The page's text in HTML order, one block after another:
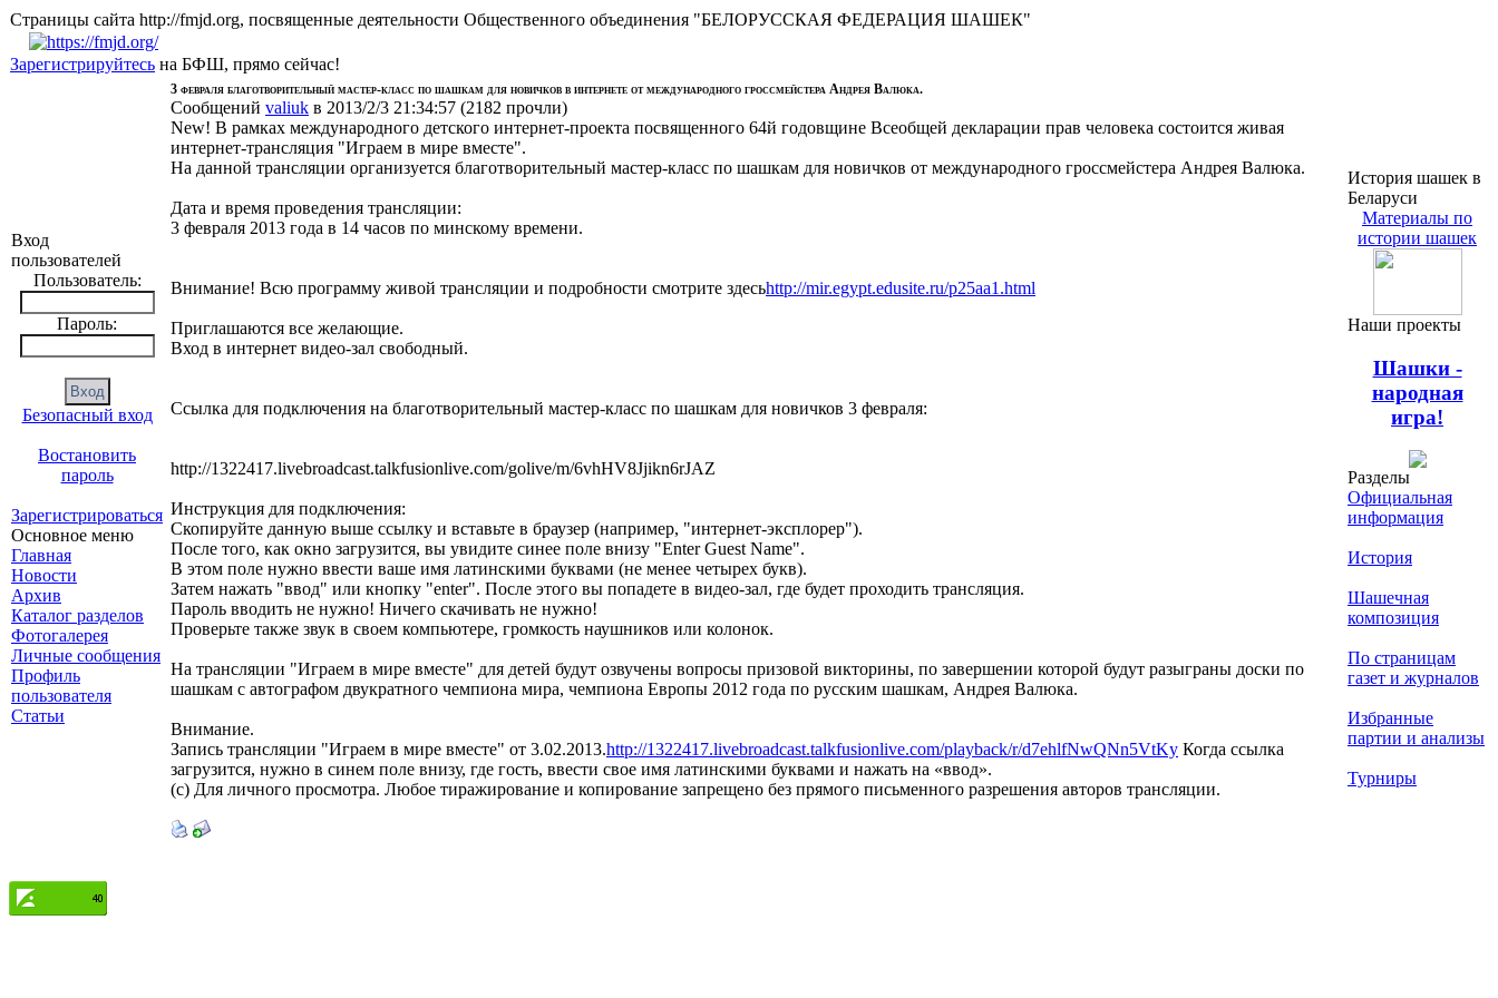
Страницы сайта http://fmjd.org, посвященные деятельности Общественного объединения "БЕЛОРУССКАЯ ФЕДЕРАЦИЯ ШАШЕК"
Зарегистрируйтесь на БФШ, прямо сейчас!
Вход
пользователей
Пользователь:
Пароль:
Безопасный вход
Востановить
пароль
Зарегистрироваться
Основное меню
Главная
Новости
Архив
Каталог разделов
Фотогалерея
Личные сообщения
Профиль
пользователя
Статьи
3 февраля благотворительный мастер-класс по шашкам для новичков в интернете от международного гроссмейстера Андрея Валюка.
Сообщений valiuk в 2013/2/3 21:34:57 (2182 прочли)
New! В рамках международного детского интернет-проекта посвященного 64й годовщине Всеобщей декларации прав человека состоится живая
интернет-трансляция "Играем в мире вместе".
На данной трансляции организуется благотворительный мастер-класс по шашкам для новичков от международного гроссмейстера Андрея Валюка.
Дата и время проведения трансляции:
3 февраля 2013 года в 14 часов по минскому времени.
Внимание! Всю программу живой трансляции и подробности смотрите здесьhttp://mir.egypt.edusite.ru/p25aa1.html
Приглашаются все желающие.
Вход в интернет видео-зал свободный.
Ссылка для подключения на благотворительный мастер-класс по шашкам для новичков 3 февраля:
http://1322417.livebroadcast.talkfusionlive.com/golive/m/6vhHV8Jjikn6rJAZ
Инструкция для подключения:
Скопируйте данную выше ссылку и вставьте в браузер (например, "интернет-эксплорер").
После того, как окно загрузится, вы увидите синее поле внизу "Enter Guest Name".
В этом поле нужно ввести ваше имя латинскими буквами (не менее четырех букв).
Затем нажать "ввод" или кнопку "enter". После этого вы попадете в видео-зал, где будет проходить трансляция.
Пароль вводить не нужно! Ничего скачивать не нужно!
Проверьте также звук в своем компьютере, громкость наушников или колонок.
На трансляции "Играем в мире вместе" для детей будут озвучены вопросы призовой викторины, по завершении которой будут разыграны доски по
шашкам с автографом двукратного чемпиона мира, чемпиона Европы 2012 года по русским шашкам, Андрея Валюка.
Внимание.
Запись трансляции "Играем в мире вместе" от 3.02.2013.http://1322417.livebroadcast.talkfusionlive.com/playback/r/d7ehlfNwQNn5VtKy Когда ссылка
загрузится, нужно в синем поле внизу, где гость, ввести свое имя латинскими буквами и нажать на «ввод».
(с) Для личного просмотра. Любое тиражирование и копирование запрещено без прямого письменного разрешения авторов трансляции.
История шашек в
Беларуси
Материалы по
истории шашек
Наши проекты
Шашки -
народная
игра!
Разделы
Официальная
информация
История
Шашечная
композиция
По страницам
газет и журналов
Избранные
партии и анализы
Турниры